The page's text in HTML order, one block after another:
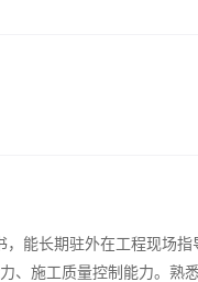
能长期驻外在工程现场
、施工质量控制能力。